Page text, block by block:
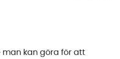
kan göra för att